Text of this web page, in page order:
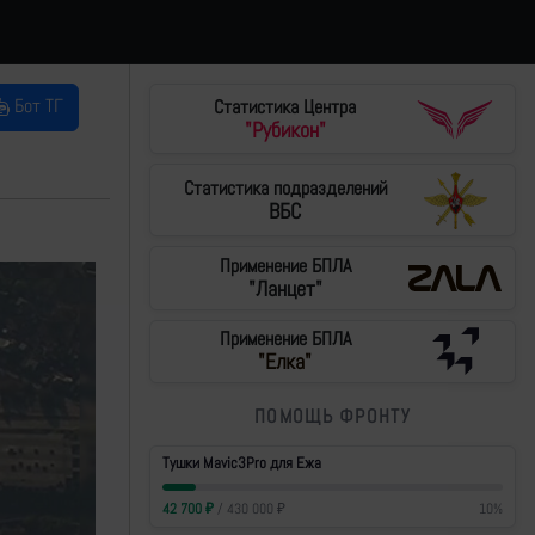
Бот ТГ
Статистика Центра
"Рубикон"
Статистика подразделений
ВБС
Применение БПЛА
"Ланцет"
Применение БПЛА
"Елка"
ПОМОЩЬ ФРОНТУ
Тушки Mavic3Pro для Ежа
42 700₽/ 430 000 ₽ 10%